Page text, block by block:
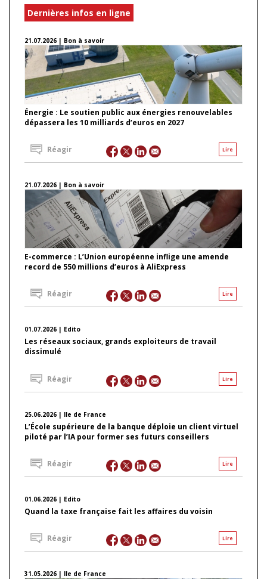
Dernières infos en ligne
21.07.2026 | Bon à savoir
Énergie : Le soutien public aux énergies renouvelables
dépassera les 10 milliards d’euros en 2027
Lire
Réagir
21.07.2026 | Bon à savoir
E-commerce : L’Union européenne inflige une amende
record de 550 millions d’euros à AliExpress
Lire
Réagir
01.07.2026 | Edito
Les réseaux sociaux, grands exploiteurs de travail
dissimulé
Lire
Réagir
25.06.2026 | Ile de France
L’École supérieure de la banque déploie un client virtuel
piloté par l’IA pour former ses futurs conseillers
Lire
Réagir
01.06.2026 | Edito
Quand la taxe française fait les affaires du voisin
Lire
Réagir
31.05.2026 | Ile de France